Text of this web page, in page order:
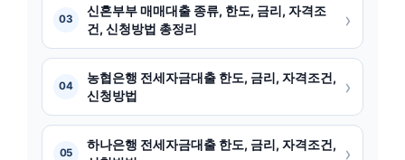
03
신혼부부 매매대출 종류, 한도, 금리, 자격조
건, 신청방법 총정리
›
04
농협은행 전세자금대출 한도, 금리, 자격조건,
신청방법
›
05
하나은행 전세자금대출 한도, 금리, 자격조건,
›